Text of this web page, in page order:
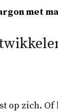
met
op zich.